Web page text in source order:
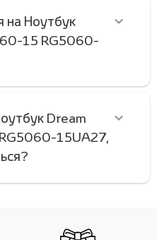
на Ноутбук
15 RG5060-
Dream
15UA27,